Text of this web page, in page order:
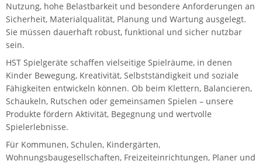
Nutzung, hohe Belastbarkeit und besondere Anforderungen an
Sicherheit, Materialqualität, Planung und Wartung ausgelegt.
Sie müssen dauerhaft robust, funktional und sicher nutzbar
sein.
HST Spielgeräte schaffen vielseitige Spielräume, in denen
Kinder Bewegung, Kreativität, Selbstständigkeit und soziale
Fähigkeiten entwickeln können. Ob beim Klettern, Balancieren,
Schaukeln, Rutschen oder gemeinsamen Spielen – unsere
Produkte fördern Aktivität, Begegnung und wertvolle
Spielerlebnisse.
Für Kommunen, Schulen, Kindergärten,
Wohnungsbaugesellschaften, Freizeiteinrichtungen, Planer und